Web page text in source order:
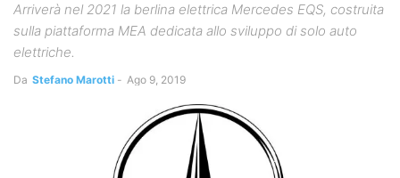
Arriverà nel 2021 la berlina elettrica Mercedes EQS, costruita
sulla piattaforma MEA dedicata allo sviluppo di solo auto
elettriche.
Da Stefano Marotti - Ago 9, 2019